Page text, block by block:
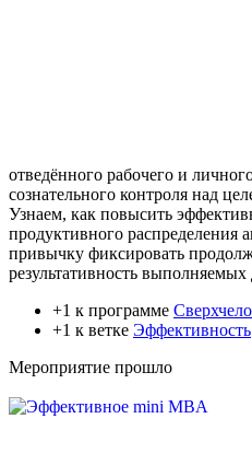
отведённого рабочего и
сознательного контроля над
Узнаем, как повысить
продуктивного распределения
привычку фиксировать
результативность выполняемых
+1 к программе
+1 к ветке Эффективность
Мероприятие прошло